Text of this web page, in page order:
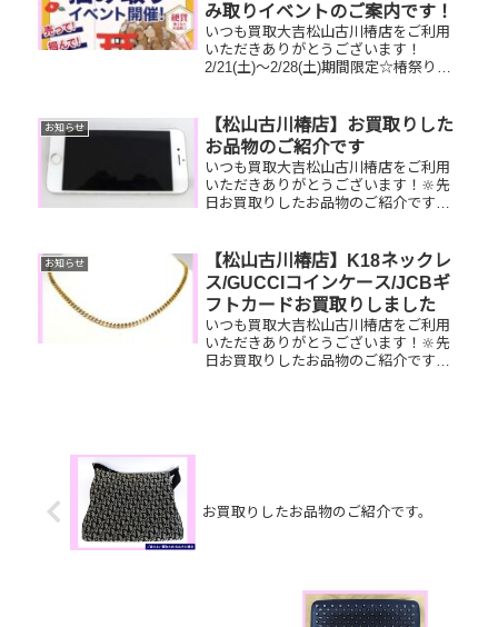
み取りイベントのご案内です！
いつも買取大吉松山古川椿店をご利用
いただきありがとうございます！
2/21(土)～2/28(土)期間限定☆椿祭り☆
11,500円以上ご成約のお客様限定でご
参加いただけます😌(金...
お知らせ
【松山古川椿店】お買取りした
お品物のご紹介です
いつも買取大吉松山古川椿店をご利用
いただきありがとうございます！🔆先
日お買取りしたお品物のご紹介です。
ございませんか？そのお品物ぜひ！買
取大吉松山古川椿店にお...
お知らせ
【松山古川椿店】K18ネックレ
ス/GUCCIコインケース/JCBギ
フトカードお買取りしました
いつも買取大吉松山古川椿店をご利用
いただきありがとうございます！🔆先
日お買取りしたお品物のご紹介です。
お買取りしたお品物のご紹介です。